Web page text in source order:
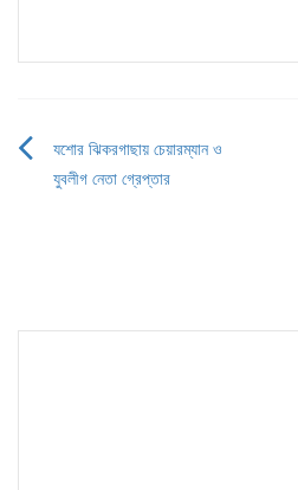
Post
যশোর ঝিকরগাছায় চেয়ারম্যান ও
যুবলীগ নেতা গ্রেপ্তার